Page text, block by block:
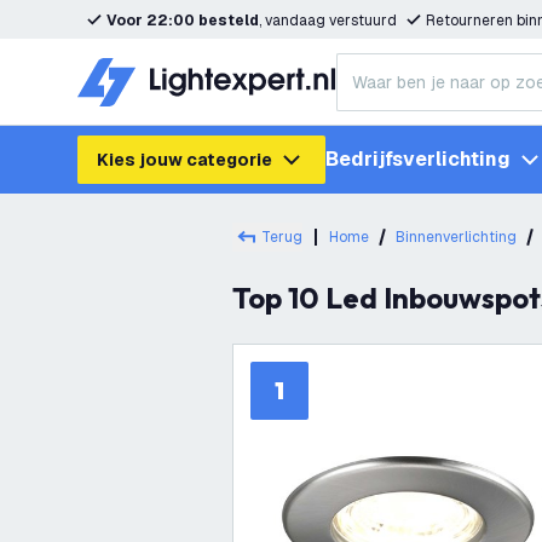
Voor 22:00 besteld, vandaag verstuurd Retourneren
Kies jouw categorie Bedrijfsverlichting
Terug Home Binnenverlichting
Top 10 Led
1